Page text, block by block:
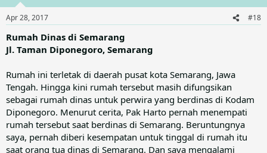
s
:
Apr 28, 2017 #18
Rumah Dinas di Semarang
Jl. Taman Diponegoro, Semarang
Rumah ini terletak di daerah pusat kota Semarang, Jawa
Tengah. Hingga kini rumah tersebut masih difungsikan
sebagai rumah dinas untuk perwira yang berdinas di Kodam
Diponegoro. Menurut cerita, Pak Harto pernah menempati
rumah tersebut saat berdinas di Semarang. Beruntungnya
saya, pernah diberi kesempatan untuk tinggal di rumah itu
saat orang tua dinas di Semarang. Dan saya mengalami